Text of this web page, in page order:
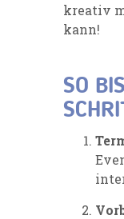
kreativ
kann!
SO